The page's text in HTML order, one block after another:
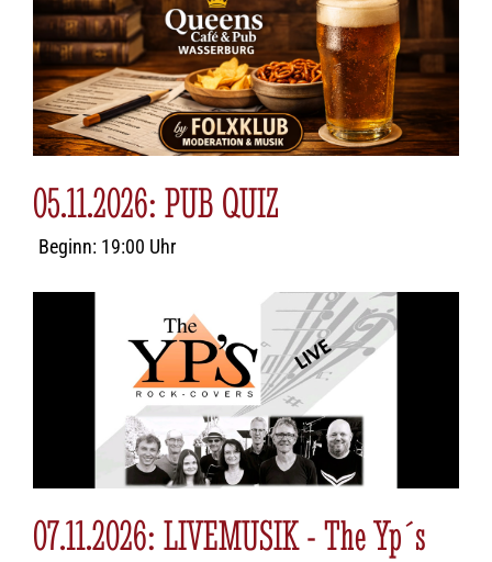
05.11.2026: PUB QUIZ
Beginn: 19:00 Uhr
07.11.2026: LIVEMUSIK - The Yp´s